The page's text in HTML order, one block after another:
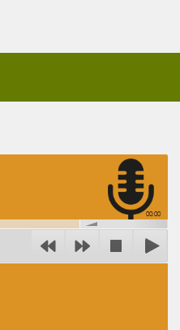
00:00